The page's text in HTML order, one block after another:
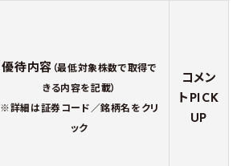
優待内容 （最低対象株数で取得で
きる内容を記載）
※詳細は証券コード／銘柄名をクリ
ック
コメン
トPICK
UP